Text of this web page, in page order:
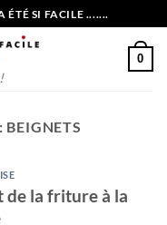
ÉTÉ SI FACILE .......
0
BEIGNETS
de la friture à la